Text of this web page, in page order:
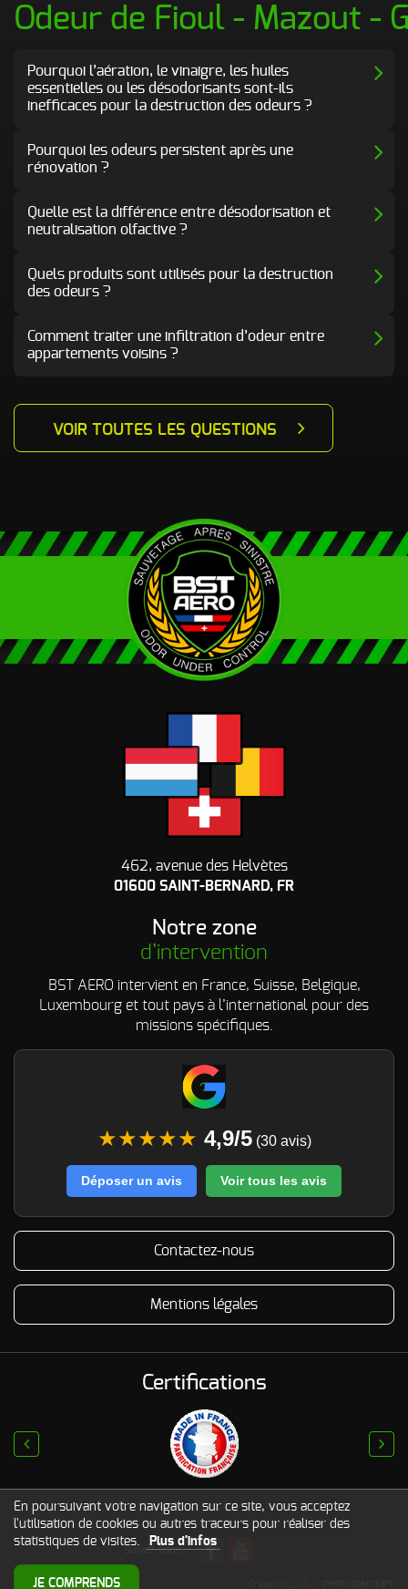
Odeur de Fioul - Mazout -
Pourquoi l’aération, le vinaigre, les huiles
essentielles ou les désodorisants sont-ils
inefficaces pour la destruction des odeurs ?
Pourquoi les odeurs persistent après une
rénovation ?
Quelle est la différence entre désodorisation et
neutralisation olfactive ?
Quels produits sont utilisés pour la destruction
des odeurs ?
Comment traiter une infiltration d’odeur entre
appartements voisins ?
VOIR TOUTES LES QUESTIONS
462, avenue des Helvètes
01600 SAINT-BERNARD, FR
Notre zone
d’intervention
BST AERO intervient en France, Suisse, Belgique,
Luxembourg et tout pays à l’international pour des
missions spécifiques.
★★★★★ 4,9/5(30 avis)
Déposer un avis Voir tous les avis
Contactez-nous
Mentions légales
Certifications
© 2017BST Aero
Suivez-vous
En poursuivant votre navigation sur ce site, vous acceptez
l'utilisation de cookies ou autres traceurs pour réaliser des
statistiques de visites.
Plus d'infos
JE COMPRENDS